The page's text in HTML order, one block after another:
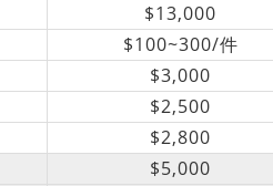
$13,000
$100~300/件
$3,000
$2,500
$2,800
$5,000